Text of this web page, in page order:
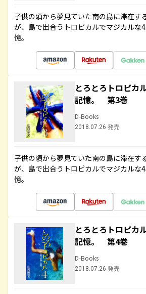
子供の頃から夢見ていた南の島に滞在す
が、島で出合うトロピカルでマジカルな
憶。
とろとろトロピカ
記憶。 第3巻
D-Books
2018.07.26 発売
子供の頃から夢見ていた南の島に滞在す
が、島で出合うトロピカルでマジカルな
憶。
とろとろトロピカ
記憶。 第4巻
D-Books
2018.07.26 発売